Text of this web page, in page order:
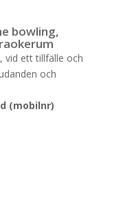
bowling,
vid ett tillfälle och
och
(mobilnr)